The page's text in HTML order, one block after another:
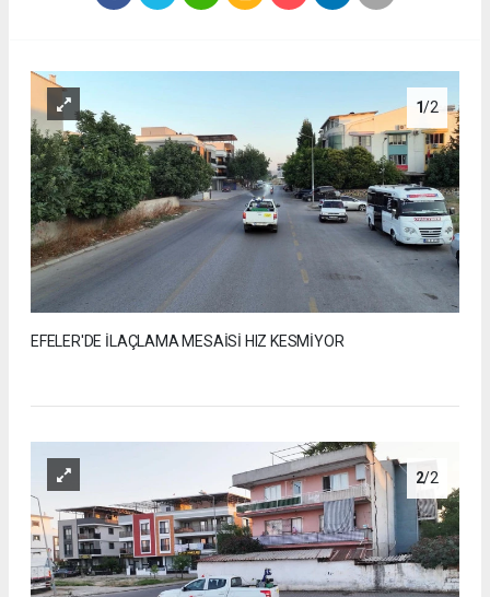
1/2
EFELER'DE İLAÇLAMA MESAİSİ HIZ KESMİYOR
2/2